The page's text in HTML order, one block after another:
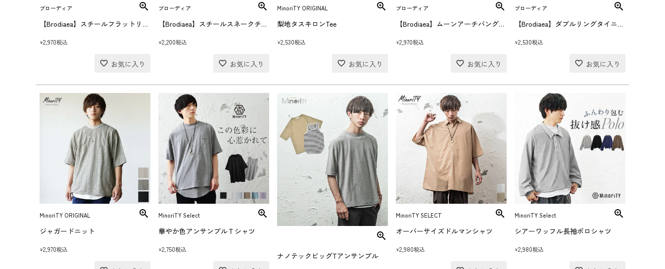
ブローディア
【Brodiaea】スチールフラットリング
¥2,970税込
ブローディア
【Brodiaea】スチールスネークチェーン
¥2,200税込
MinoriTY ORIGINAL
梨地タスキロンTee
¥2,530税込
ブローディア
【Brodiaea】ムーンアーチバングル(送料無料)
¥2,970税込
ブローディア
【Brodiaea】ダブルリングタイニーネックレス
¥2,530税込
MinoriTY ORIGINAL
ジャガードニット
¥2,970税込
MinoriTY Select
華やか色アンサンブルＴシャツ
¥2,750税込
ナノテックビッグTアンサンブル
MinoriTY SELECT
オーバーサイズドルマンシャツ
¥2,980税込
MinoriTY Select
シアーワッフル長袖ポロシャツ
¥2,980税込